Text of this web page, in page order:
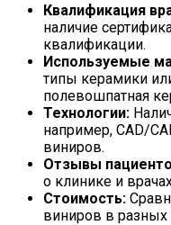
Квалификация
наличие
квалификации.
Используемые
типы керамики
полевошпатная
Технологии:
например, CAD/
виниров.
Отзывы
о клинике и
Стоимость:
виниров в разных